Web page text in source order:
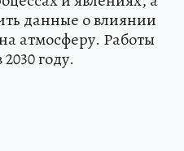
данные о влиянии
атмосферу. Работы
году.